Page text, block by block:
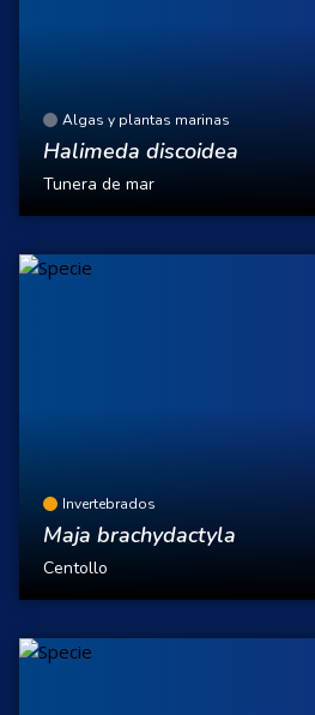
Algas y plantas marinas
Halimeda discoidea
Tunera de mar
Invertebrados
Maja brachydactyla
Centollo